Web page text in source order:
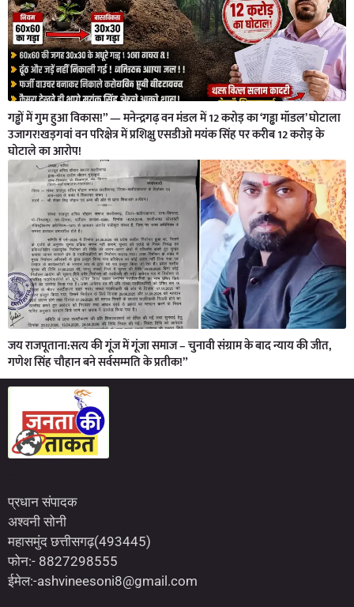
गड्ढों में गुम हुआ विकास!” — मनेन्द्रगढ़ वन मंडल में 12 करोड़ का ‘गड्ढा मॉडल’ घोटाला
उजागर!खड़गवां वन परिक्षेत्र में प्रशिक्षु एसडीओ मयंक सिंह पर करीब 12 करोड़ के
घोटाले का आरोप!
जय राजपूताना:सत्य की गूंज में गूंजा समाज – चुनावी संग्राम के बाद न्याय की जीत,
गणेश सिंह चौहान बने सर्वसम्मति के प्रतीक!”
प्रधान संपादक
अश्वनी सोनी
महासमुंद छत्तीसगढ़(493445)
फोन:- 8827298555
ईमेल:-ashvineesoni8@gmail.com